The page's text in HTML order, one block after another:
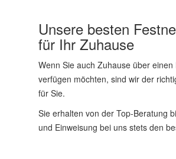
Unsere besten
für Ihr Zuhause
Wenn Sie auch Zuhause über
verfügen möchten, sind wir der
für Sie.
Sie erhalten von der Top-Beratung
und Einweisung bei uns stets den